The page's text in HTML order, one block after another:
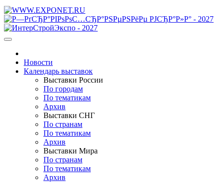
Новости
Календарь выставок
Выставки России
По городам
По тематикам
Архив
Выставки СНГ
По странам
По тематикам
Архив
Выставки Мира
По странам
По тематикам
Архив